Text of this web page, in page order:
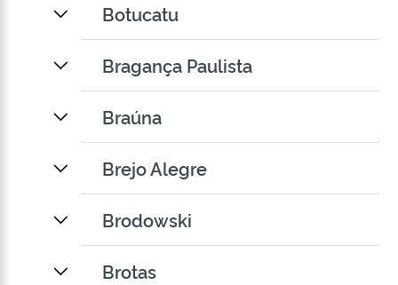
Botucatu
Bragança Paulista
Braúna
Brejo Alegre
Brodowski
Brotas